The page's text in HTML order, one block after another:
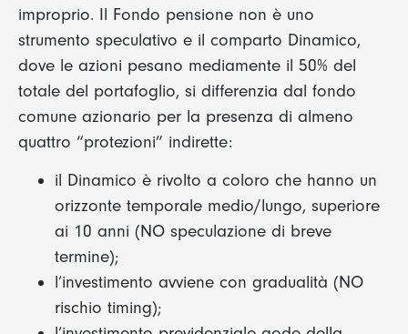
improprio. Il Fondo pensione non è uno
strumento speculativo e il comparto Dinamico,
dove le azioni pesano mediamente il 50% del
totale del portafoglio, si differenzia dal fondo
comune azionario per la presenza di almeno
quattro “protezioni” indirette:
il Dinamico è rivolto a coloro che hanno un
orizzonte temporale medio/lungo, superiore
ai 10 anni (NO speculazione di breve
termine);
l’investimento avviene con gradualità (NO
rischio timing);